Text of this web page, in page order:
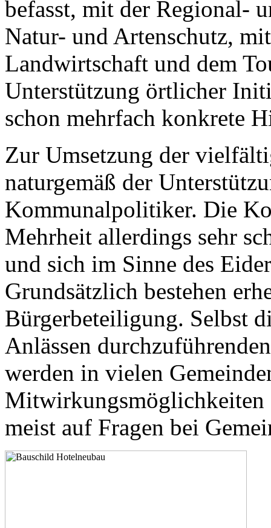
befasst, mit der Regional-
Natur- und Artenschutz,
Landwirtschaft und dem
Unterstützung örtlicher
schon mehrfach konkrete
Zur Umsetzung der
naturgemäß der
Kommunalpolitiker. Die
Mehrheit allerdings sehr
und sich im Sinne des
Grundsätzlich bestehen
Bürgerbeteiligung. Selbst
Anlässen
werden in vielen
Mitwirkungsmöglichkeiten
meist auf Fragen bei